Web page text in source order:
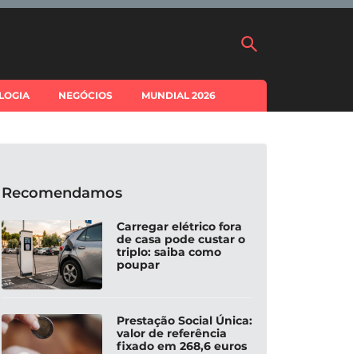
NEGÓCIOS MUNDIAL 2026
Recomendamos
Carregar elétrico fora
de casa pode custar o
triplo: saiba como
poupar
Prestação Social Única:
valor de referência
fixado em 268,6 euros